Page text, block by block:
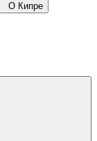
О Кипре